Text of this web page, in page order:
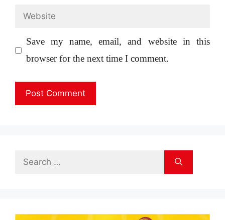
Website
Save my name, email, and website in this
browser for the next time I comment.
Search